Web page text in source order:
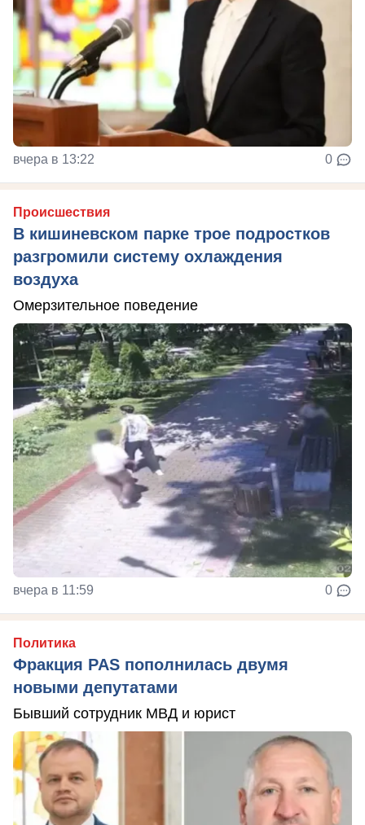
вчера в 13:22 0
Происшествия
В кишиневском парке трое подростков
разгромили систему охлаждения
воздуха
Омерзительное поведение
вчера в 11:59 0
Политика
Фракция PAS пополнилась двумя
новыми депутатами
Бывший сотрудник МВД и юрист